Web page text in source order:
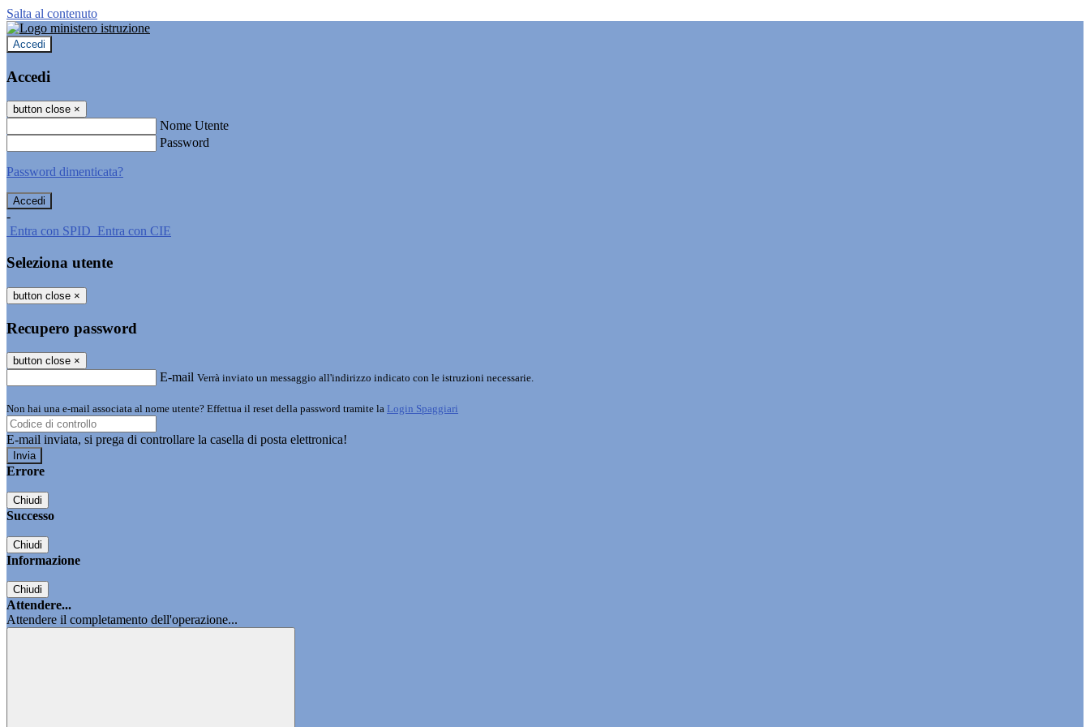
Salta al contenuto
Accedi
Accedi
button close ×
Nome Utente
Password
Password dimenticata?
-
Entra con SPID Entra con CIE
Seleziona utente
button close ×
Recupero password
button close ×
E-mail Verrà inviato un messaggio all'indirizzo indicato con le istruzioni necessarie.
Non hai una e-mail associata al nome utente? Effettua il reset della password tramite la Login Spaggiari
E-mail inviata, si prega di controllare la casella di posta elettronica!
Errore
Chiudi
Successo
Chiudi
Informazione
Chiudi
Attendere...
Attendere il completamento dell'operazione...